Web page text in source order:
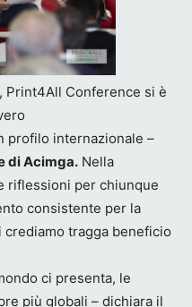
Print4All Conference si è
profilo internazionale –
di Acimga. Nella
riflessioni per chiunque
consistente per la
crediamo tragga beneficio
ci presenta, le
più globali – dichiara il